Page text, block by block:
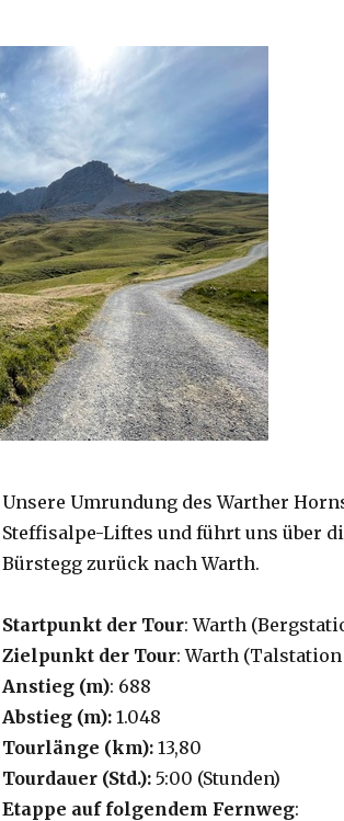
Unsere Umrundung des Warther
Steffisalpe-Liftes und führt uns über
Bürstegg zurück nach Warth.
Startpunkt der Tour: Warth
Zielpunkt der Tour: Warth
Anstieg (m): 688
Abstieg (m):1.048
Tourlänge (km): 13,80
Tourdauer (Std.):5:00 (Stunden)
Etappe auf folgendem Fernweg: